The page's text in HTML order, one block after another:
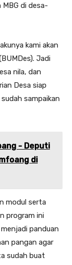
di desa-
kami akan
Jadi
nila, dan
Desa siap
sampaikan
- Deputi
di
modul serta
program ini
panduan
pangan agar
sudah buat